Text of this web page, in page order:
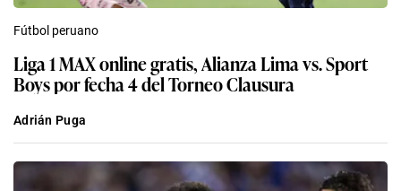
Fútbol peruano
Liga 1 MAX online gratis, Alianza Lima vs. Sport
Boys por fecha 4 del Torneo Clausura
Adrián Puga